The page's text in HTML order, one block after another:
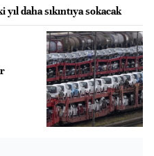
yıl daha sıkıntıya sokacak